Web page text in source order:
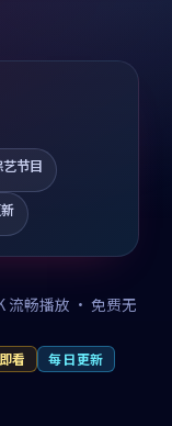
节目
流畅播放 · 免费无
看 每日更新